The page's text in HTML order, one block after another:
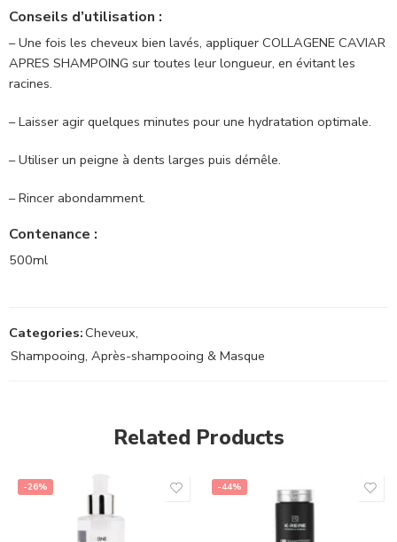
Conseils d’utilisation :
– Une fois les cheveux bien lavés, appliquer COLLAGENE CAVIAR
APRES SHAMPOING sur toutes leur longueur, en évitant les
racines.
– Laisser agir quelques minutes pour une hydratation optimale.
– Utiliser un peigne à dents larges puis démêle.
– Rincer abondamment.
Contenance :
500ml
Categories:Cheveux,
Shampooing, Après-shampooing & Masque
Related Products
-26% -44%